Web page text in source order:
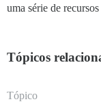
uma série de
Tópicos
Tópico